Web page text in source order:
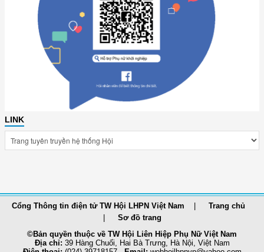
LINK
Cổng Thông tin điện tử TW Hội LHPN Việt Nam
Trang chủ
Sơ đồ trang
©Bản quyền thuộc về TW Hội Liên Hiệp Phụ Nữ Việt Nam
Địa chỉ: 39 Hàng Chuối, Hai Bà Trưng, Hà Nội, Việt Nam